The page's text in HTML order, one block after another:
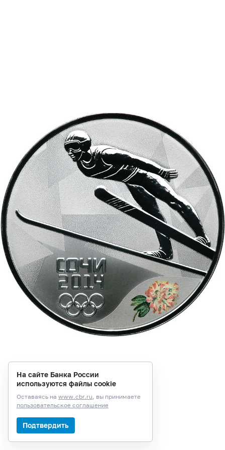
На сайте Банка России
используются файлы cookie
Оставаясь на www.cbr.ru, вы принимаете
пользовательское соглашение
Подтвердить